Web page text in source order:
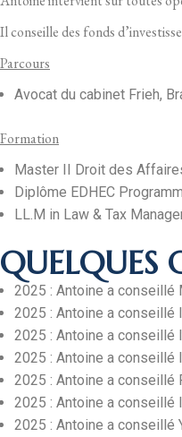
Il conseille des fonds
Parcours
Avocat du cabinet Frieh,
Formation
Master II Droit des
Diplôme EDHEC
LL.M in Law & Tax
QUELQUES
2025 : Antoine a conseillé
2025 : Antoine a conseillé
2025 : Antoine a conseillé
2025 : Antoine a conseillé
2025 : Antoine a conseillé
2025 : Antoine a
2025 : Antoine a conseillé